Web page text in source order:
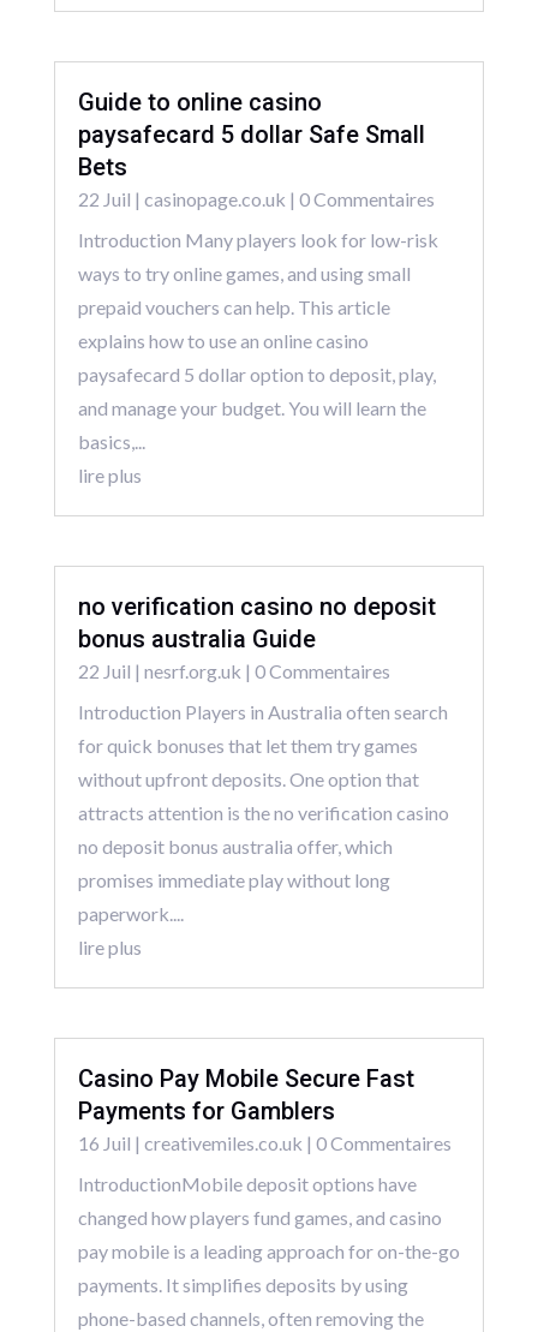
Guide to online casino
paysafecard 5 dollar Safe Small
Bets
22 Juil | casinopage.co.uk | 0 Commentaires
Introduction Many players look for low-risk
ways to try online games, and using small
prepaid vouchers can help. This article
explains how to use an online casino
paysafecard 5 dollar option to deposit, play,
and manage your budget. You will learn the
basics,...
lire plus
no verification casino no deposit
bonus australia Guide
22 Juil | nesrf.org.uk | 0 Commentaires
Introduction Players in Australia often search
for quick bonuses that let them try games
without upfront deposits. One option that
attracts attention is the no verification casino
no deposit bonus australia offer, which
promises immediate play without long
paperwork....
lire plus
Casino Pay Mobile Secure Fast
Payments for Gamblers
16 Juil | creativemiles.co.uk | 0 Commentaires
IntroductionMobile deposit options have
changed how players fund games, and casino
pay mobile is a leading approach for on-the-go
payments. It simplifies deposits by using
phone-based channels, often removing the